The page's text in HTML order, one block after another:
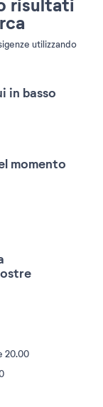
risultati
utilizzando
in basso
momento
20.00